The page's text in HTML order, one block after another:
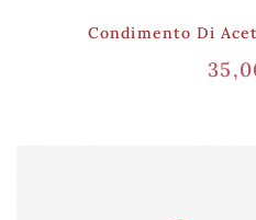
Condimento Di